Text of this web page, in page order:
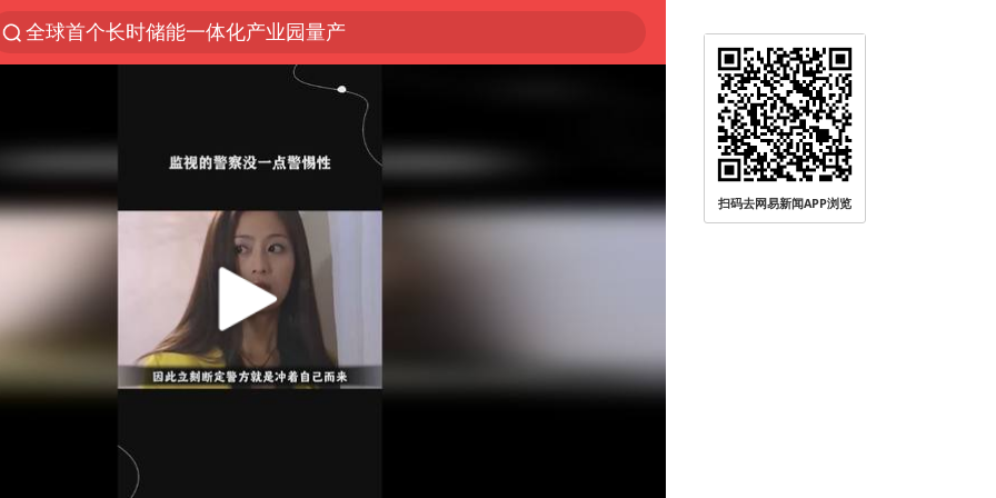
全球首个长时储能一体化产业园量产
“电影+”如何激发千亿级消费新活力？
台风白海豚已进入24小时警戒线
胜宏科技：股票交易异常波动
“秋天的第一杯奶茶”6岁了
四川宜宾市高县4.9级地震致1人死亡
上海：台风白海豚或将带来龙卷风
中巨芯：上半年归母净利润1405.77万元
38岁演员求职万岁山NPC成功
扫码去网易新闻APP浏览